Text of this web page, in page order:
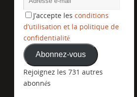
J’accepte les conditions
d’utilisation et la politique de
confidentialité
Abonnez-vous
Rejoignez les 731 autres
abonnés